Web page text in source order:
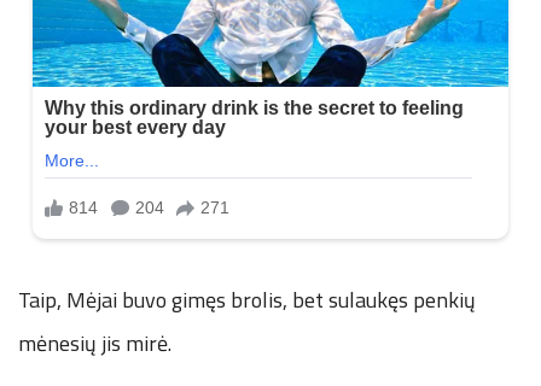
Taip, Mėjai buvo gimęs brolis, bet sulaukęs penkių
mėnesių jis mirė.